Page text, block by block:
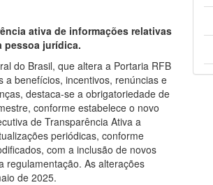
ativa de informações relativas
pessoa jurídica.
do Brasil, que altera a Portaria RFB
a benefícios, incentivos, renúncias e
destaca-se a obrigatoriedade de
conforme estabelece o novo
de Transparência Ativa a
periódicas, conforme
com a inclusão de novos
regulamentação. As alterações
de 2025.